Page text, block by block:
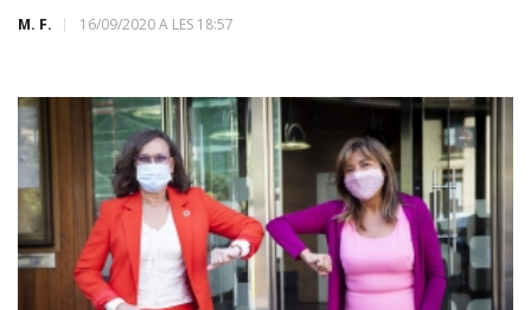
M. F. 16/09/2020 A LES 18:57